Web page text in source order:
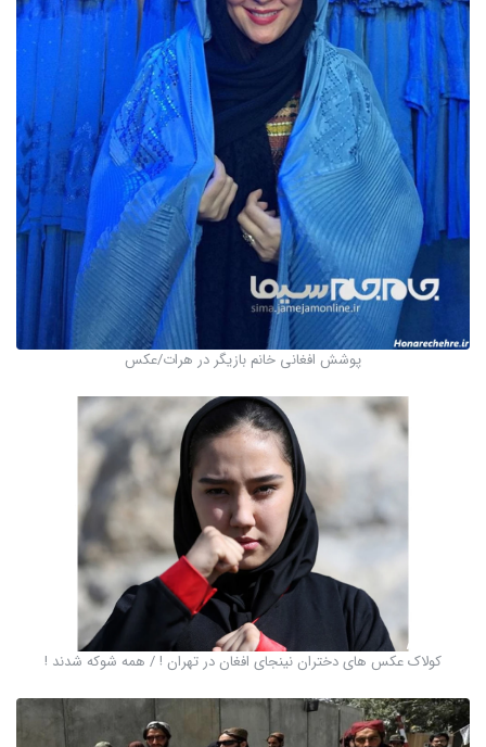
پوشش افغانی خانم بازیگر در هرات/عکس
کولاک عکس های دختران نینجای افغان در تهران ! / همه شوکه شدند !